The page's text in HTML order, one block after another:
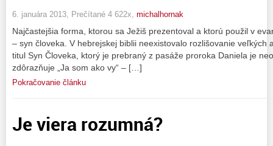
6. januára 2013, Prečítané 4 622x, michalhornak
Najčastejšia forma, ktorou sa Ježiš prezentoval a ktorú použil v
– syn človeka. V hebrejskej biblii neexistovalo rozlišovanie veľkých
titul Syn Človeka, ktorý je prebraný z pasáže proroka Daniela je
zdôrazňuje „Ja som ako vy“ – […]
Pokračovanie článku
Je viera rozumná?